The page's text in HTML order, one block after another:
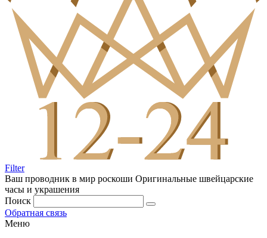
Filter
Ваш проводник в мир роскоши Оригинальные швейцарские
часы и украшения
Поиск
Обратная связь
Меню